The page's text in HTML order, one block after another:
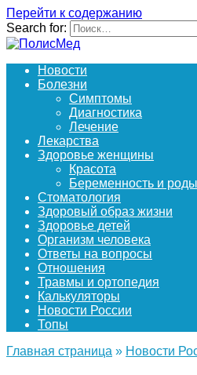
Перейти к содержанию
Search for:
Новости
Болезни
Симптомы
Диагностика
Лечение
Лекарства
Здоровье женщины
Красота
Беременность и роды
Стоматология
Здоровый образ жизни
Здоровье детей
Организм человека
Ответы на вопросы
Отношения
Травмы и ортопедия
Калькуляторы
Новости России
Топы
Главная страница » Новости